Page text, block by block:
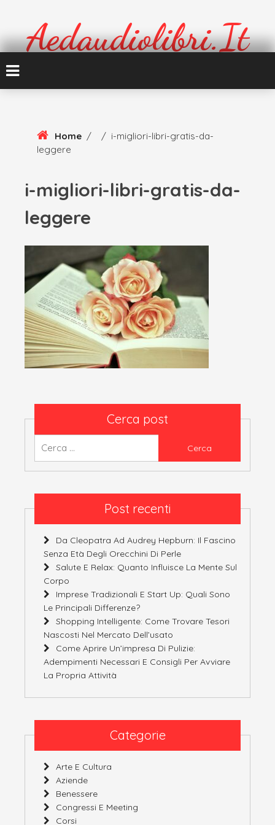
Aedaudiolibri.it
Home / / i-migliori-libri-gratis-da-
leggere
i-migliori-libri-gratis-da-
leggere
Cerca post
Post recenti
Da Cleopatra Ad Audrey Hepburn: Il Fascino
Senza Età Degli Orecchini Di Perle
Salute E Relax: Quanto Influisce La Mente Sul
Corpo
Imprese Tradizionali E Start Up: Quali Sono
Le Principali Differenze?
Shopping Intelligente: Come Trovare Tesori
Nascosti Nel Mercato Dell’usato
Come Aprire Un’impresa Di Pulizie:
Adempimenti Necessari E Consigli Per Avviare
La Propria Attività
Categorie
Arte E Cultura
Aziende
Benessere
Congressi E Meeting
Corsi